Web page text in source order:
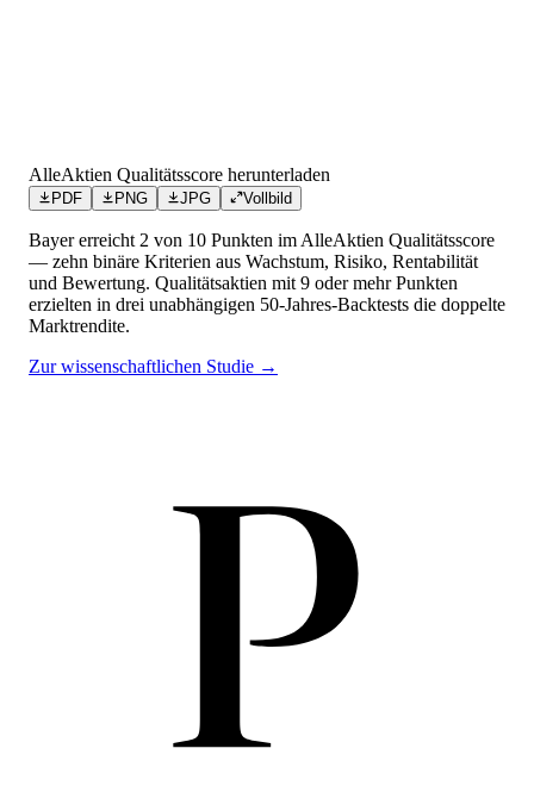
AlleAktien Qualitätsscore herunterladen
PDF PNG JPG Vollbild
Bayererreicht 2 von 10 Punkten im AlleAktien Qualitätsscore
— zehn binäre Kriterien aus Wachstum, Risiko, Rentabilität
und Bewertung. Qualitätsaktien mit 9 oder mehr Punkten
erzielten in drei unabhängigen 50-Jahres-Backtests die doppelte
Marktrendite.
Zur wissenschaftlichen Studie →